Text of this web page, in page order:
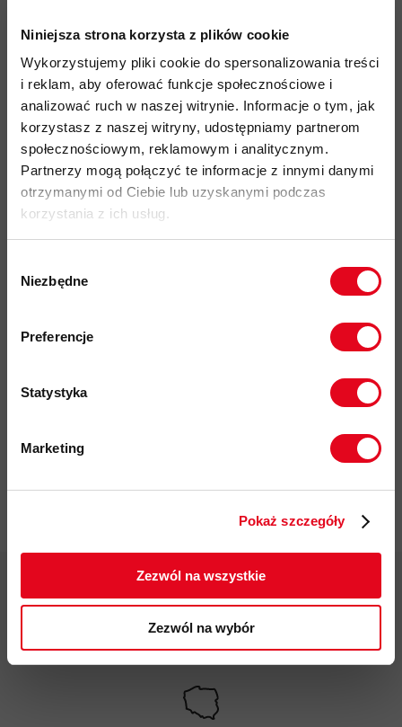
Niniejsza strona korzysta z plików cookie
Wykorzystujemy pliki cookie do spersonalizowania treści
i reklam, aby oferować funkcje społecznościowe i
analizować ruch w naszej witrynie. Informacje o tym, jak
korzystasz z naszej witryny, udostępniamy partnerom
społecznościowym, reklamowym i analitycznym.
Partnerzy mogą połączyć te informacje z innymi danymi
otrzymanymi od Ciebie lub uzyskanymi podczas
korzystania z ich usług.
zgody
Niezbędne
Preferencje
Statystyka
Marketing
Pokaż szczegóły
Zezwól na wszystkie
Zezwól na wybór
Najważniejsze cechy:
idealny produkt do:Hiking, użytkowanie Miejskie
koszulka wykonana w 100% z naturalnego włókna z Wełny
Merino o garmaturze 150g/m2,które regulują temperaturę
ciała w każdych warunkach pogodowych i są odporne na
powstawanie nieprzyjemnych zapachów
płaskie offsetowe szwy w okolicy ramion zapobiegające
Wełna Merino spełnia standard
-wyznacza najwyższe standardy jakości włókien,
Więcej o produkcie
Darmowa dostawa od 200 zł
zgodnie z Polityką prywatności.